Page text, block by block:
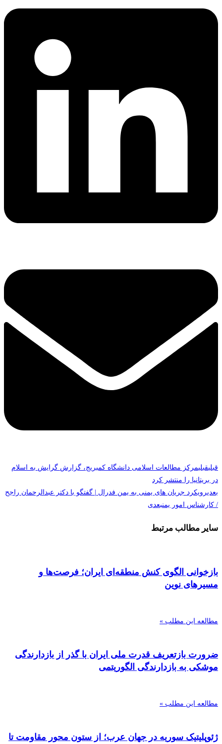
قبلیقبلیمرکز مطالعات اسلامی دانشگاه کمبریج، گزارش گرایش به اسلام
در بریتانیا را منتشر کرد
بعدیرویکرد جریان های یمنی به یمن فدرال | گفتگو با دکتر عبدالرحمان راجح
/ کارشناس امور یمنبعدی
سایر مطالب مرتبط
بازخوانی الگوی کنش منطقه‌ای ایران؛ فرصت‌ها و
مسیرهای نوین
مطالعه این مطلب »
ضرورت بازتعریف قدرت ملی ایران با گذر از بازدارندگی
موشکی به بازدارندگی الگوریتمی
مطالعه این مطلب »
ژئوپلیتیک سوریه در جهان عرب؛ از ستون محور مقاومت تا